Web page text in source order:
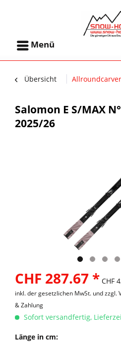
Menü
Übersicht Allroundcarver
Salomon E S/MAX
2025/26
CHF 287.67 * CHF
inkl. der gesetzlichen MwSt. undzzgl.
& Zahlung
Sofort versandfertig,
Länge in cm: